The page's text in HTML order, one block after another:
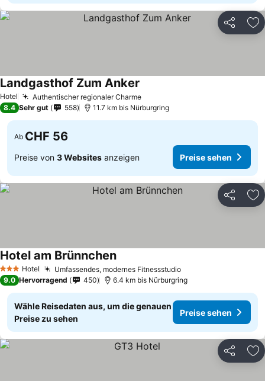
Teilen
Hotel Authentischer regionaler Charme
Landgasthof Zum Anker
8.4 Sehr gut 558 11.7 km bis Nürburgring
Ab CHF 56
Preise von 3 Websites anzeigen Preise sehen
Teilen
3 SterneHotel Umfassendes, modernes Fitnessstudio
Hotel am Brünnchen
9.0 Hervorragend 450 6.4 km bis Nürburgring
Wähle Reisedaten aus, um die genauen
Preise zu sehen
Preise sehen
Teilen